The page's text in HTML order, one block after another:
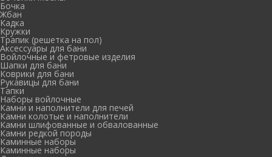
Бочка
Жбан
Кадка
Кружки
Трапик (решетка на пол)
Аксессуары для бани
Войлочные и фетровые изделия
Шапки для бани
Коврики для бани
Рукавицы для бани
Тапки
Наборы войлочные
Камни и наполнители для печей
Камни колотые и наполнители
Камни шлифованные и обвалованные
Камни редкой породы
Каминные наборы
Каминные наборы